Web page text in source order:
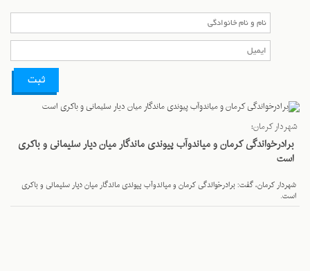
شهردار کرمان:
برادرخواندگی کرمان و میاندوآب پیوندی ماندگار میان دیار سلیمانی و باکری
است
شهردار کرمان، گفت: برادرخواندگی کرمان و میاندوآب پیوندی ماندگار میان دیار سلیمانی و باکری
است.